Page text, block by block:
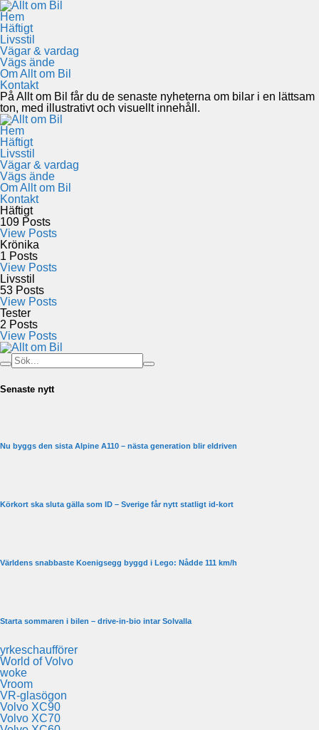
Hem
Häftigt
Livsstil
Vägar & vardag
Vägs ände
Om Allt om Bil
Kontakt
På Allt om Bil får du de senaste nyheterna om bilar i en lättsam
ton, med illustrativt och visuellt innehåll.
Hem
Häftigt
Livsstil
Vägar & vardag
Vägs ände
Om Allt om Bil
Kontakt
Häftigt
109 Posts
View Posts
Krönika
1 Posts
View Posts
Livsstil
53 Posts
View Posts
Tester
2 Posts
View Posts
Senaste nytt
Nu byggs den sista Alpine A110 – nästa generation blir eldriven
Körkort ska sluta gälla som ID – Sverige får nytt statligt id-kort
Världens snabbaste Koenigsegg byggd i Lego: Nådde 111 km/h
Starta sommaren i bilen – drive-in-bio intar Solvalla
yrkeschaufförer
World of Volvo
woke
Vroom
VR-glasögon
Volvo XC90
Volvo XC70